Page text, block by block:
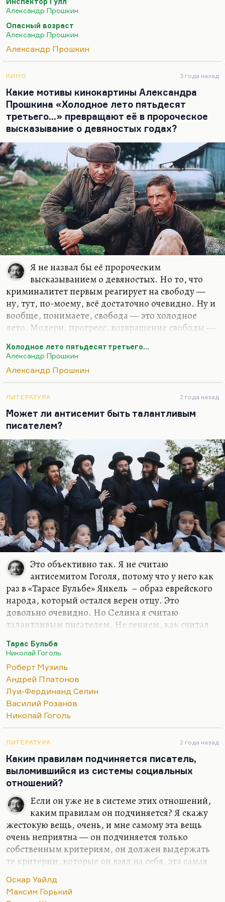
годов. Это очень выдающаяся картина. По-
настоящему… Я не говорю уж о том, что это
великая пьеса, единственная пьеса, в которой
убийцей становится зритель или читатель, но это
просто великое произведение. Понимаете, он
Александр Прошкин
Опасный возраст
Александр Прошкин
Александр Прошкин
КИНО 3 года назад
Какие мотивы кинокартины Александра
Прошкина «Холодное лето пятьдесят
третьего…» превращают её в пророческое
высказывание о девяностых годах?
Я не назвал бы её пророческим
высказыванием о девяностых. Но то, что
криминалитет первым реагирует на свободу —
ну, тут, по-моему, всё достаточно очевидно. Ну и
вообще, понимаете, свобода — это холодное
лето. Модерн, прогресс, возвращение свободы —
Потрясающий финал этого фильма, когда всё
понимающий герой Приёмыхова с фанерным
чемоданом встречает на улицах Москвы ещё
людей, узнающих друг друга и побывавших в аду,
такие тайные пароли. Нет, гениальная картина.
Я очень люблю Александра Прошкина. Очень его
люблю ещё с его ранних телевизионных фильмов
«Инспектор Гулл» и «Ольга Сергеевна». Обожаю…
Холодное лето пятьдесят третьего...
Александр Прошкин
Александр Прошкин
ЛИТЕРАТУРА 2 года назад
Может ли антисемит быть талантливым
писателем?
Это объективно так. Я не считаю
антисемитом Гоголя, потому что у него как
раз в «Тарасе Бульбе» Янкель – образ еврейского
народа, который остался верен отцу. Это
довольно очевидно. Но Селина я считаю
талантливым писателем. Не гением, как считал
отцом литературы ХХ века). Но я считаю Селина
писателем, хотя я прочел его довольно поздно –
кстати, по личной рекомендации того же
Нагибина. Мы встретились в «Вечернем клубе», я
его спросил о какой-то книге, и он сказал:
Селина это все чушь»
Платонова. Относительно Селина и Платонова я
это…
Тарас Бульба
Николай Гоголь
Роберт Музиль
Андрей Платонов
Луи-Фердинанд Селин
Василий Розанов
Николай Гоголь
ЛИТЕРАТУРА 2 года назад
Каким правилам подчиняется писатель,
выломившийся из системы социальных
отношений?
Если он уже не в системе этих отношений,
каким правилам он подчиняется? Я скажу
жестокую вещь, очень, и мне самому эта вещь
очень неприятна — он подчиняется только
собственным критериям, он должен выдержать
те критерии, которые он взял на себя, эта самая
самим собой, с самим собой!»
уже над ним не властно, он должен
Оскар Уайлд
Максим Горький